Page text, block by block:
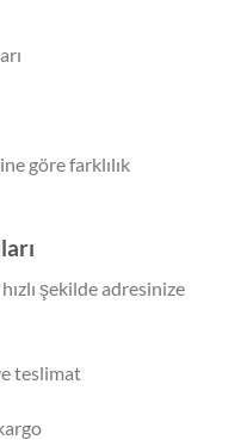
göre farklılık
şekilde adresinize
teslimat